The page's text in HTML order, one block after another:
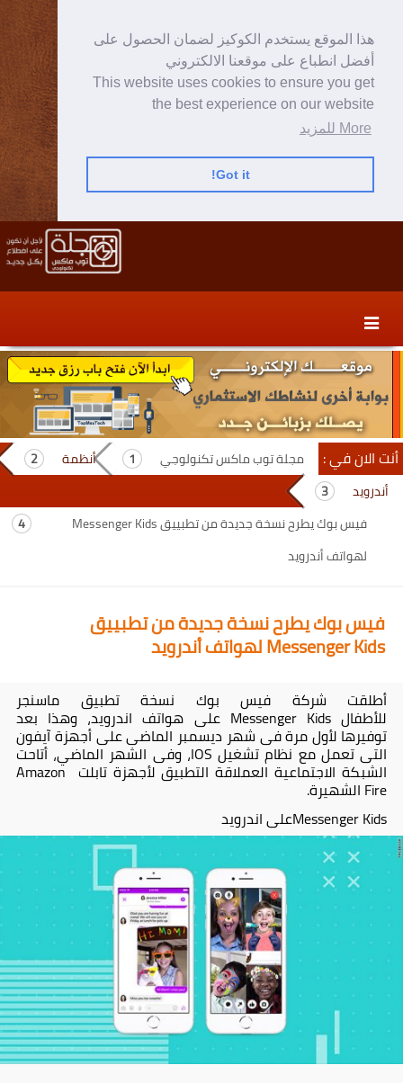
هذا الموقع يستخدم الكوكيز لضمان الحصول على
أفضل انطباع على موقعنا الالكتروني
This website uses cookies to ensure you get
the best experience on our website
More للمزيد
Got it!
content
secondary
content
أنت الان في : مجلة توب ماكس تكنولوجي
أنظمة
أندرويد
فيس بوك يطرح نسخة جديدة من تطبييق Messenger Kids
لهواتف أندرويد
فيس بوك يطرح نسخة جديدة من تطبييق
Messenger Kids لهواتف أندرويد
أطلقت شركة فيس بوك نسخة تطبيق ماسنجر
للأطفال Messenger Kids على هواتف اندرويد، وهذا بعد
توفيرها لأول مرة فى شهر ديسمبر الماضى على أجهزة آيفون
التى تعمل مع نظام تشغيل IOS، وفى الشهر الماضي، أتاحت
الشبكة الاجتماعية العملاقة التطبيق لأجهزة تابلت Amazon
Fire الشهيرة.
Messenger Kidsعلى اندرويد